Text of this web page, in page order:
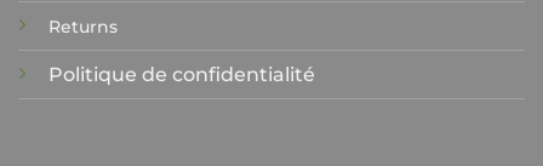
Returns
Politique de confidentialité